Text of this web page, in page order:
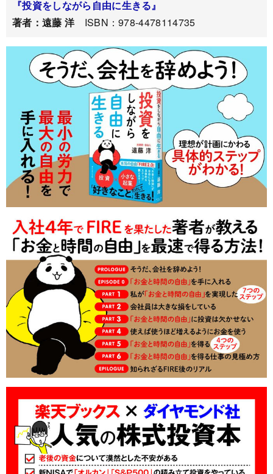
『投資をしながら自由に生きる』
著者：遠藤 洋 ISBN：978-4478114735